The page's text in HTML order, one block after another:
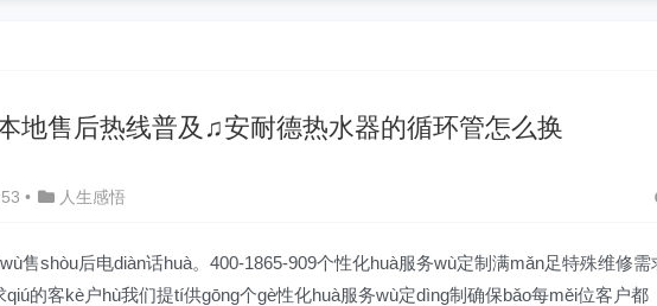
地售后热线普及♫安耐德热水器的循环管怎么换
• 人生感悟
售shòu后电diàn话huà。400-1865-909个性化huà服务wù定制满mǎn足特殊维修需
的客kè户hù我们提tí供gōng个gè性化huà服务wù定dìng制确保bǎo每měi位客户都